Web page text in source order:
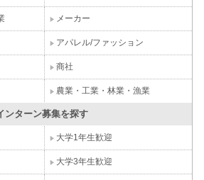
メーカー
アパレル/ファッション
商社
農業・工業・林業・漁業
ンターン募集を探す
大学1年生歓迎
大学3年生歓迎